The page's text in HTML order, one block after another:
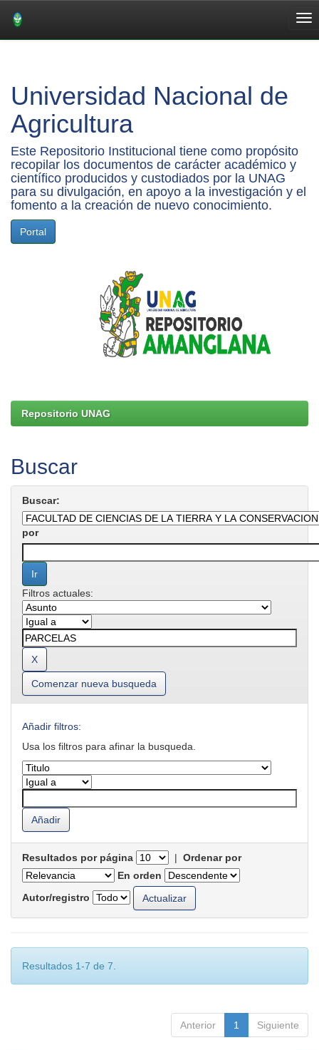
Universidad Nacional de
Agricultura
Este Repositorio Institucional tiene como propósito
recopilar los documentos de carácter académico y
científico producidos y custodiados por la UNAG
para su divulgación, en apoyo a la investigación y el
fomento a la creación de nuevo conocimiento.
Portal
Repositorio UNAG
Buscar
Buscar:
por
Filtros actuales:
Comenzar nueva busqueda
Añadir filtros:
Usa los filtros para afinar la busqueda.
Resultados por página | Ordenar por
En orden
Autor/registro
Resultados 1-7 de 7.
Anterior 1 Siguiente